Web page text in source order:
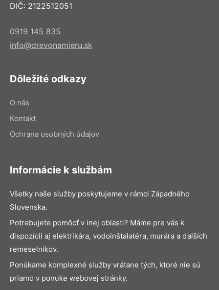
DIČ: 2122512051
0919 145 835
info@drevonamieru.sk
Dôležité odkazy
O nás
Kontakt
Ochrana osobných údajov
Informácie k službám
Všetky naše služby poskytujeme v rámci Západného
Slovenska.
Potrebujete pomôcť v inej oblasti? Máme pre vás k
dispozícii aj elektrikára, vodoinštalatéra, murára a ďalších
remeselníkov.
Ponúkame komplexné služby vrátane tých, ktoré nie sú
priamo v ponuke webovej stránky.